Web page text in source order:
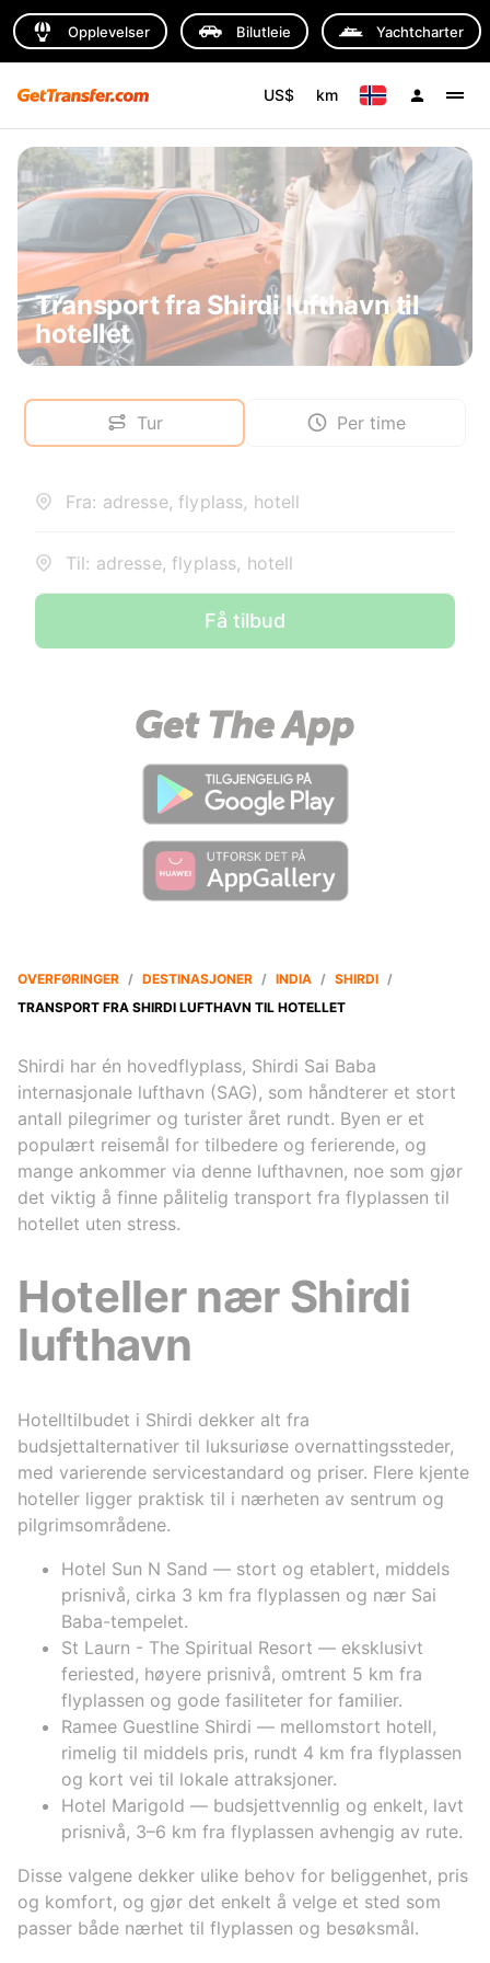
Opplevelser Bilutleie Yachtcharter
US$ km
Transport fra Shirdi lufthavn til
hotellet
Tur Per time
Fra: adresse, flyplass, hotell
Til: adresse, flyplass, hotell
Få tilbud
OVERFØRINGER / DESTINASJONER / INDIA / SHIRDI /
TRANSPORT FRA SHIRDI LUFTHAVN TIL HOTELLET
Shirdi har én hovedflyplass, Shirdi Sai Baba
internasjonale lufthavn (SAG), som håndterer et stort
antall pilegrimer og turister året rundt. Byen er et
populært reisemål for tilbedere og ferierende, og
mange ankommer via denne lufthavnen, noe som gjør
det viktig å finne pålitelig transport fra flyplassen til
hotellet uten stress.
Hoteller nær Shirdi
lufthavn
Hotelltilbudet i Shirdi dekker alt fra
budsjettalternativer til luksuriøse overnattingssteder,
med varierende servicestandard og priser. Flere kjente
hoteller ligger praktisk til i nærheten av sentrum og
pilgrimsområdene.
Hotel Sun N Sand — stort og etablert, middels
prisnivå, cirka 3 km fra flyplassen og nær Sai
Baba-tempelet.
St Laurn - The Spiritual Resort — eksklusivt
feriested, høyere prisnivå, omtrent 5 km fra
flyplassen og gode fasiliteter for familier.
Ramee Guestline Shirdi — mellomstort hotell,
rimelig til middels pris, rundt 4 km fra flyplassen
og kort vei til lokale attraksjoner.
Hotel Marigold — budsjettvennlig og enkelt, lavt
prisnivå, 3–6 km fra flyplassen avhengig av rute.
Disse valgene dekker ulike behov for beliggenhet, pris
og komfort, og gjør det enkelt å velge et sted som
passer både nærhet til flyplassen og besøksmål.